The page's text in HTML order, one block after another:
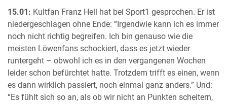
15.01: Kultfan Franz Hell hat bei Sport1 gesprochen. Er ist
niedergeschlagen ohne Ende: “Irgendwie kann ich es immer
noch nicht richtig begreifen. Ich bin genauso wie die
meisten Löwenfans schockiert, dass es jetzt wieder
runtergeht – obwohl ich es in den vergangenen Wochen
leider schon befürchtet hatte. Trotzdem trifft es einen, wenn
es dann wirklich passiert, noch einmal ganz anders.” Und:
“Es fühlt sich so an, als ob wir nicht an Punkten scheitern,